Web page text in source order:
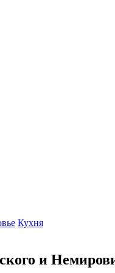
Кухня
и